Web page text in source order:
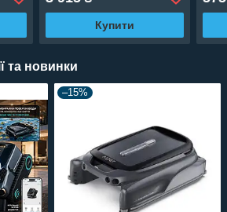
Купити
та новинки
–15%